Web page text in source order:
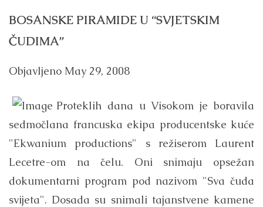
BOSANSKE PIRAMIDE U “SVJETSKIM
ČUDIMA”
Objavljeno May 29, 2008
Proteklih dana u Visokom je boravila
sedmočlana francuska ekipa producentske kuće
"Ekwanium productions" s režiserom Laurent
Lecetre-om na čelu. Oni snimaju opsežan
dokumentarni program pod nazivom "Sva čuda
svijeta". Dosada su snimali tajanstvene kamene